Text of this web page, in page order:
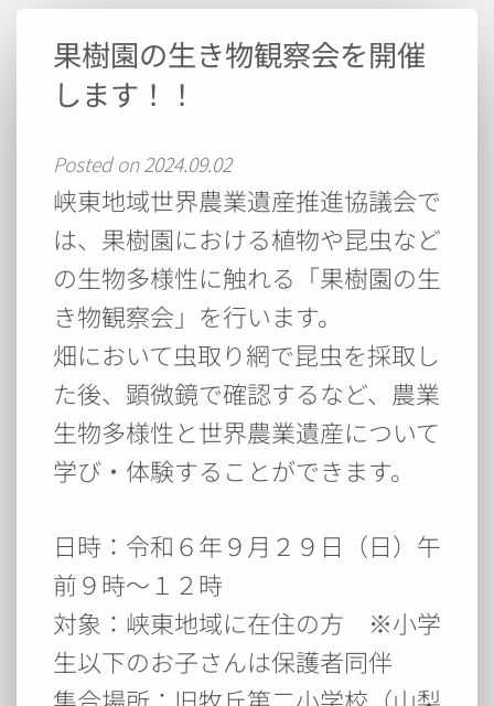
果樹園の生き物観察会を開催
します！！
Posted on 2024.09.02
峡東地域世界農業遺産推進協議会で
は、果樹園における植物や昆虫など
の生物多様性に触れる「果樹園の生
き物観察会」を行います。
畑において虫取り網で昆虫を採取し
た後、顕微鏡で確認するなど、農業
生物多様性と世界農業遺産について
学び・体験することができます。
日時：令和６年９月２９日（日）午
前９時～１２時
対象：峡東地域に在住の方 ※小学
生以下のお子さんは保護者同伴
集合場所：旧牧丘第二小学校（山梨